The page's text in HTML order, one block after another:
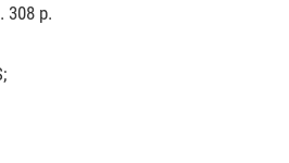
308 p.